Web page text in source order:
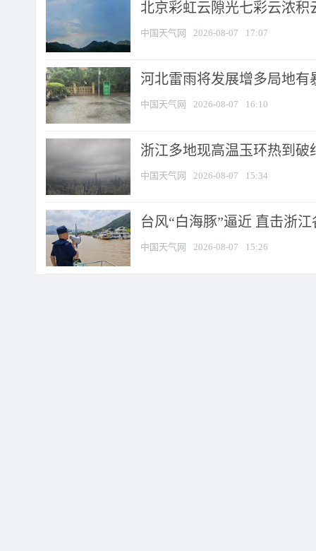
北京彩虹云隙光七彩云浓积
中国天气网 2026-08-07 17:07
河北雷雨将发展增多局地有
中国天气网 2026-08-07 16:10
浙江多地现高温玉环热到破
中国天气网 2026-08-07 15:34
台风“白海豚”逼近 直击浙
中国天气网 2026-08-07 15:26